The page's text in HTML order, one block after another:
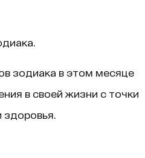
зодиака в этом месяце
в своей жизни с точки